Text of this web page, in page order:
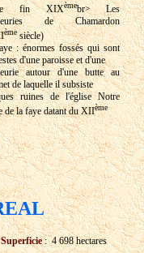
fin XIXèmebr> Les
de Chamardon
èmesiècle)
: énormes fossés qui sont
d'une paroisse et d'une
autour d'une butte au
de laquelle il subsiste
ruines de l'église Notre
de la faye datant du XIIème
Superficie: 4 698 hectares